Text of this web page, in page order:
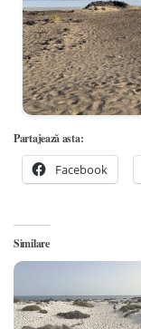
Partajează asta:
Facebook
Similare